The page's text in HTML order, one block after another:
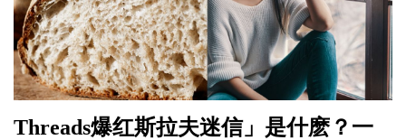
Threads爆红斯拉夫迷信」是什麽？一